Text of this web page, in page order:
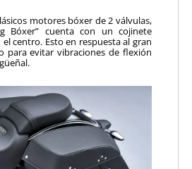
motores bóxer de 2 válvulas,
Bóxer” cuenta con un cojinete
centro. Esto en respuesta al gran
para evitar vibraciones de flexión